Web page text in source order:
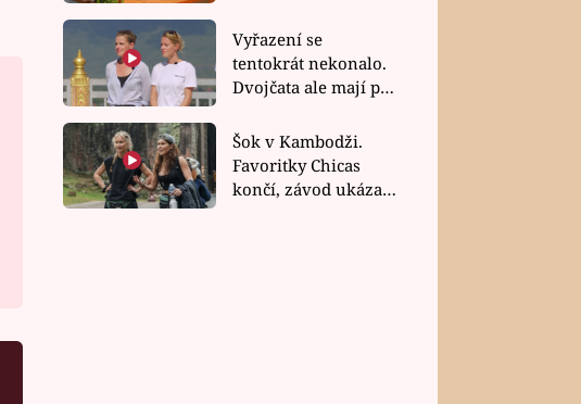
rychlé recepty
Vyřazení se
tentokrát nekonalo.
Dvojčata ale mají po
závodu nůž na krku
Šok v Kambodži.
Favoritky Chicas
končí, závod ukázal